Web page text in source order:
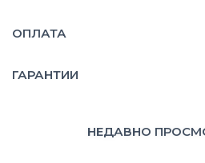
ОПЛАТА
ГАРАНТИИ
НЕДАВНО